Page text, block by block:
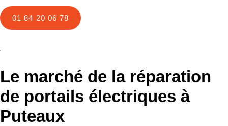
01 84 20 06 78
Le marché de la réparation
de portails électriques à
Puteaux